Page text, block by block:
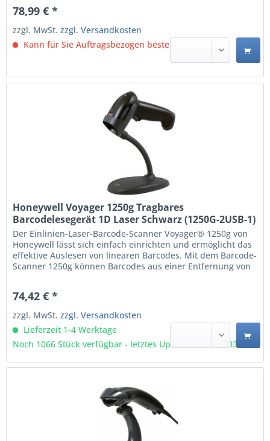
Herausforderung, trotz räumlicher...
78,99 € *
zzgl. MwSt.zzgl. Versandkosten
Kann für Sie Auftragsbezogen bestellt werden.
Honeywell Voyager 1250g Tragbares
Barcodelesegerät 1D Laser Schwarz (1250G-2USB-1)
Der Einlinien-Laser-Barcode-Scanner Voyager® 1250g von
Honeywell lässt sich einfach einrichten und ermöglicht das
effektive Auslesen von linearen Barcodes. Mit dem Barcode-
Scanner 1250g können Barcodes aus einer Entfernung von
Einsatz als Freihand-Scanner dient ein leicht...
74,42 € *
zzgl. MwSt.zzgl. Versandkosten
Lieferzeit 1-4 Werktage
Noch 1066 Stück verfügbar - letztes Update 06.08 - 3:03 Uhr